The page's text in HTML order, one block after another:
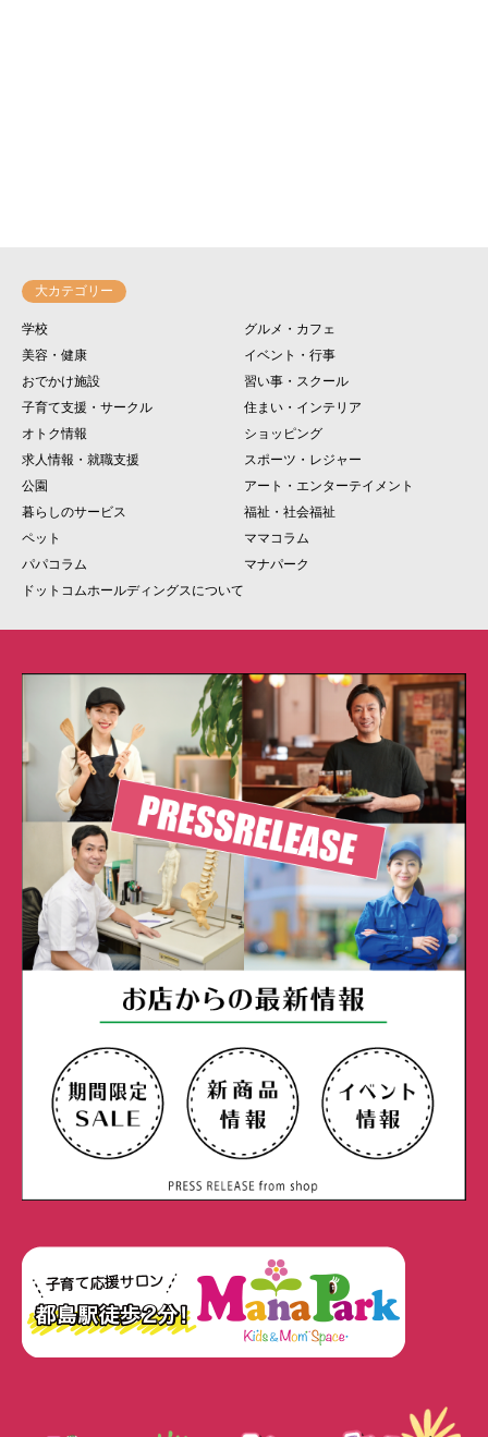
大カテゴリー
学校
グルメ・カフェ
美容・健康
イベント・行事
おでかけ施設
習い事・スクール
子育て支援・サークル
住まい・インテリア
オトク情報
ショッピング
求人情報・就職支援
スポーツ・レジャー
公園
アート・エンターテイメント
暮らしのサービス
福祉・社会福祉
ペット
ママコラム
パパコラム
マナパーク
ドットコムホールディングスについて